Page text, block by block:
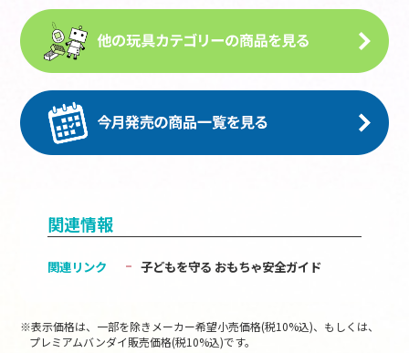
関連情報
関連リンク 子どもを守る おもちゃ安全ガイド
※表示価格は、一部を除きメーカー希望小売価格(税10%込)、もしくは、
プレミアムバンダイ販売価格(税10%込)です。